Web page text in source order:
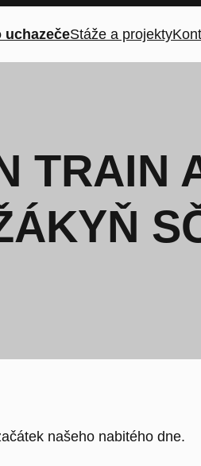
uchazečeStáže a projekty
TRAIN
našeho nabitého dne.